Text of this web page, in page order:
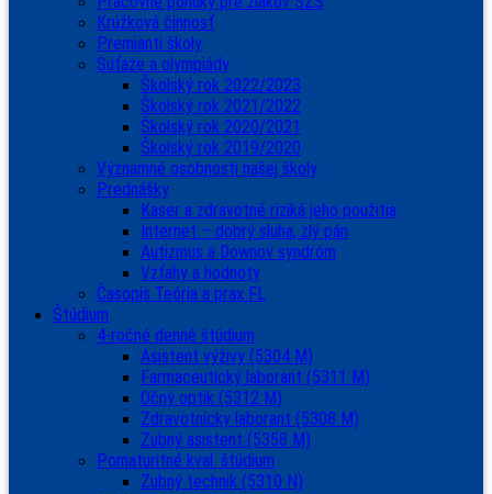
Krúžková činnosť
Premianti školy
Súťaže a olympiády
Školský rok 2022/2023
Školský rok 2021/2022
Školský rok 2020/2021
Školský rok 2019/2020
Významné osobnosti našej školy
Prednášky
Kaser a zdravotné riziká jeho použitia
Internet – dobrý sluha, zlý pán
Autizmus a Downov syndróm
Vzťahy a hodnoty
Časopis Teória a prax FL
Štúdium
4-ročné denné štúdium
Asistent výživy (5304 M)
Farmaceutický laborant (5311 M)
Očný optik (5312 M)
Zdravotnícky laborant (5308 M)
Zubný asistent (5358 M)
Pomaturitné kval. štúdium
Zubný technik (5310 N)